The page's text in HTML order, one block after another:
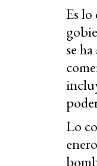
Es lo
se
Lo